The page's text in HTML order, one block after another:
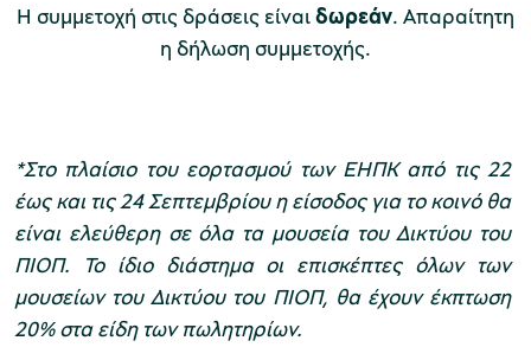
Η συμμετοχή στις δράσεις είναιδωρεάν. Απαραίτητη
η δήλωση συμμετοχής.
*Στο πλαίσιο του εορτασμού των ΕΗΠΚ από τις 22
έως και τις 24 Σεπτεμβρίου η είσοδος για το κοινό θα
είναι ελεύθερη σε όλα τα μουσεία του Δικτύου του
ΠΙΟΠ. Το ίδιο διάστημα οι επισκέπτες όλων των
μουσείων του Δικτύου του ΠΙΟΠ, θα έχουν έκπτωση
20% στα είδη των πωλητηρίων.